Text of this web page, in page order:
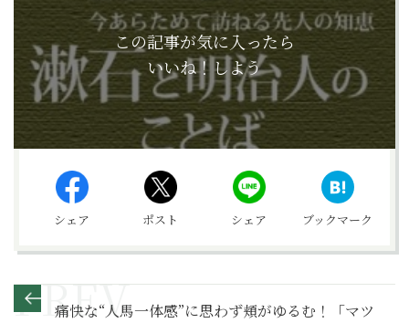
この記事が気に入ったら
いいね！しよう
シェア ポスト シェア ブックマーク
痛快な“人馬一体感”に思わず頬がゆるむ！「マツ